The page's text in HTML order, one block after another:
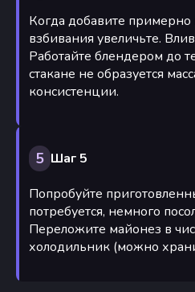
Когда добавите примерно
взбивания увеличьте.
Работайте блендером до
стакане не образуется
консистенции.
5 Шаг 5
Попробуйте
потребуется, немного
Переложите майонез в
холодильник (можно